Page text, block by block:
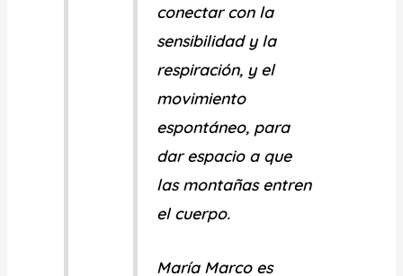
conectar con la
sensibilidad y la
respiración, y el
movimiento
espontáneo, para
dar espacio a que
las montañas entren
el cuerpo.
María Marcoes